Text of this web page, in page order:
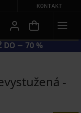
KONTAKT
-